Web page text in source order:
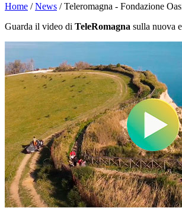
Home /News / Teleromagna - Fondazione
Guarda il video di TeleRomagna sulla nuova